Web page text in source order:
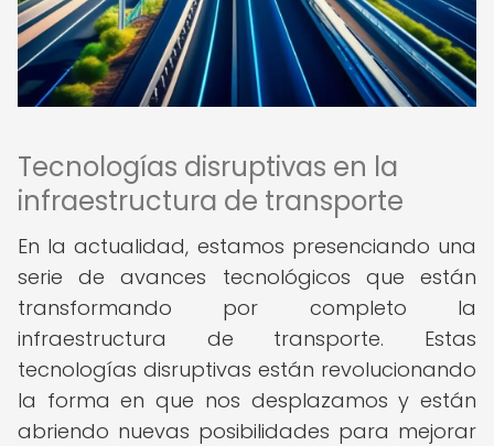
Tecnologías disruptivas en la
infraestructura de transporte
En la actualidad, estamos presenciando una
serie de avances tecnológicos que están
transformando por completo la
infraestructura de transporte. Estas
tecnologías disruptivas están revolucionando
la forma en que nos desplazamos y están
abriendo nuevas posibilidades para mejorar